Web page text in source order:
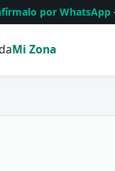
por WhatsApp
Mi Zona